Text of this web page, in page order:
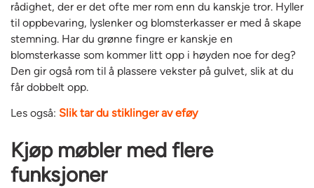
rådighet, der er det ofte mer rom enn du kanskje tror. Hyller
til oppbevaring, lyslenker og blomsterkasser er med å skape
stemning. Har du grønne fingre er kanskje en
blomsterkasse som kommer litt opp i høyden noe for deg?
Den gir også rom til å plassere vekster på gulvet, slik at du
får dobbelt opp.
Les også: Slik tar du stiklinger av eføy
Kjøp møbler med flere
funksjoner